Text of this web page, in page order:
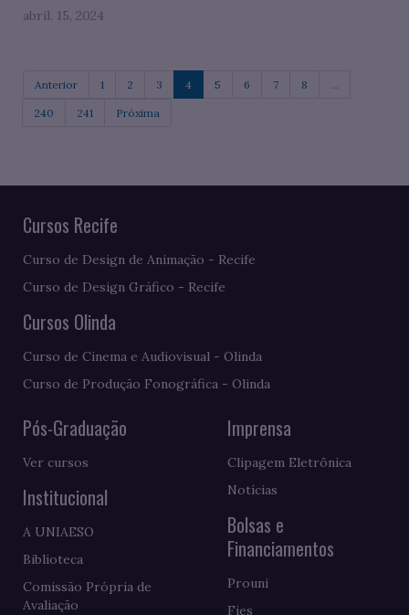
abril. 15, 2024
Anterior 1 2 3 4 5 6 7 8 ...
240 241 Próxima
Cursos Recife
Curso de Design de Animação - Recife
Curso de Design Gráfico - Recife
Cursos Olinda
Curso de Cinema e Audiovisual - Olinda
Curso de Produção Fonográfica - Olinda
Pós-Graduação
Ver cursos
Institucional
A UNIAESO
Biblioteca
Comissão Própria de
Avaliação
Imprensa
Clipagem Eletrônica
Notícias
Bolsas e
Financiamentos
Prouni
Fies